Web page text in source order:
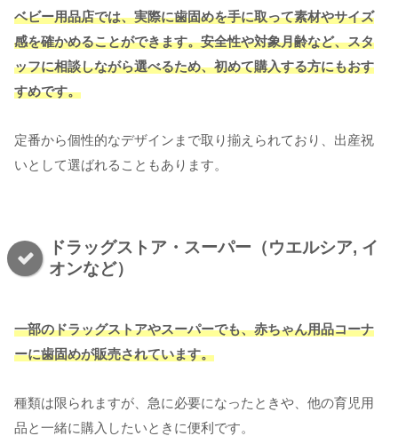
ベビー用品店では、実際に歯固めを手に取って素材やサイズ
感を確かめることができます。安全性や対象月齢など、スタ
ッフに相談しながら選べるため、初めて購入する方にもおす
すめです。
定番から個性的なデザインまで取り揃えられており、出産祝
いとして選ばれることもあります。
ドラッグストア・スーパー（ウエルシア, イ
オンなど）
一部のドラッグストアやスーパーでも、赤ちゃん用品コーナ
ーに歯固めが販売されています。
種類は限られますが、急に必要になったときや、他の育児用
品と一緒に購入したいときに便利です。